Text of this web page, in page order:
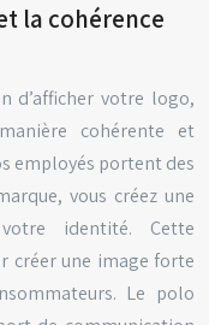
la cohérence
d’afficher votre logo,
cohérente et
employés portent des
vous créez une
identité. Cette
créer une image forte
Le polo